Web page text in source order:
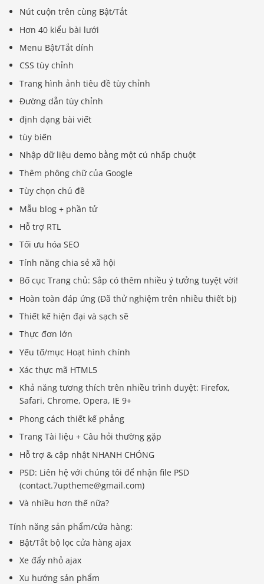
Nút cuộn trên cùng Bật/Tắt
Hơn 40 kiểu bài lưới
Menu Bật/Tắt dính
CSS tùy chỉnh
Trang hình ảnh tiêu đề tùy chỉnh
Đường dẫn tùy chỉnh
định dạng bài viết
tùy biến
Nhập dữ liệu demo bằng một cú nhấp chuột
Thêm phông chữ của Google
Tùy chọn chủ đề
Mẫu blog + phần tử
Hỗ trợ RTL
Tối ưu hóa SEO
Tính năng chia sẻ xã hội
Bố cục Trang chủ: Sắp có thêm nhiều ý tưởng tuyệt vời!
Hoàn toàn đáp ứng (Đã thử nghiệm trên nhiều thiết bị)
Thiết kế hiện đại và sạch sẽ
Thực đơn lớn
Yếu tố/mục Hoạt hình chính
Xác thực mã HTML5
Khả năng tương thích trên nhiều trình duyệt: Firefox,
Safari, Chrome, Opera, IE 9+
Phong cách thiết kế phẳng
Trang Tài liệu + Câu hỏi thường gặp
Hỗ trợ & cập nhật NHANH CHÓNG
PSD: Liên hệ với chúng tôi để nhận file PSD
(contact.7uptheme@gmail.com)
Và nhiều hơn thế nữa?
Tính năng sản phẩm/cửa hàng:
Bật/Tắt bộ lọc cửa hàng ajax
Xe đẩy nhỏ ajax
Xu hướng sản phẩm